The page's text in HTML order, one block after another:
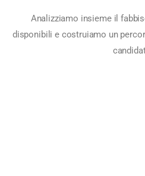
Analizziamo insieme il
disponibili e costruiamo un